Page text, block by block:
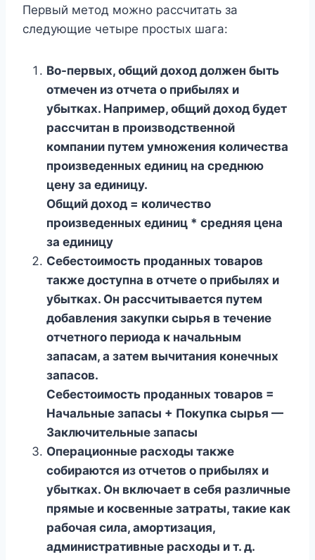
Первый метод можно рассчитать за
следующие четыре простых шага:
Во-первых, общий доход должен быть
отмечен из отчета о прибылях и
убытках. Например, общий доход будет
рассчитан в производственной
компании путем умножения количества
произведенных единиц на среднюю
цену за единицу.
Общий доход = количество
произведенных единиц * средняя цена
за единицу
Себестоимость проданных товаров
также доступна в отчете о прибылях и
убытках. Он рассчитывается путем
добавления закупки сырья в течение
отчетного периода к начальным
запасам, а затем вычитания конечных
запасов.
Себестоимость проданных товаров =
Начальные запасы + Покупка сырья —
Заключительные запасы
Операционные расходы также
собираются из отчетов о прибылях и
убытках. Он включает в себя различные
прямые и косвенные затраты, такие как
рабочая сила, амортизация,
административные расходы и т. д.